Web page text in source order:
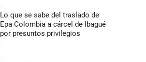
Lo que se sabe del traslado de
Epa Colombia a cárcel de Ibagué
por presuntos privilegios